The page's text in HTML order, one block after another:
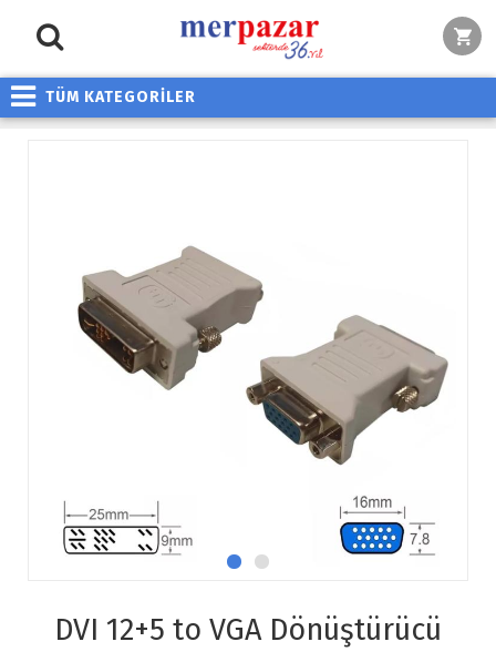
TÜM KATEGORİLER
DVI 12+5 to VGA Dönüştürücü